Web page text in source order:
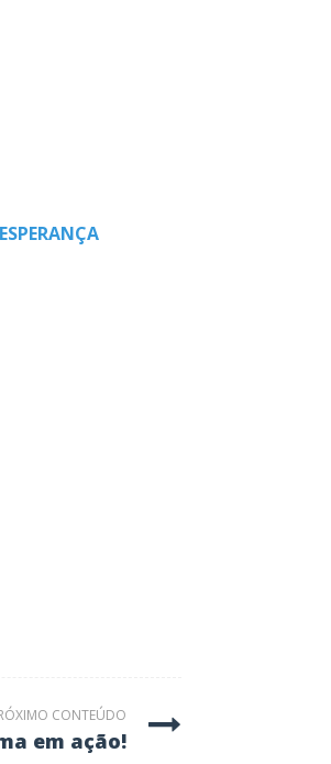
CONTEÚDO
em ação!